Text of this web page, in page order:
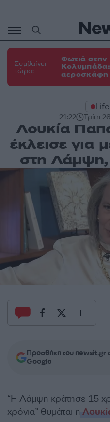
περιεχόμενο
Συμβαίνει
τώρα:
Φωτιά στην
Κολυμπάδα:
αεροσκάφη
21:22 Τρίτη
Λουκία
έκλεισε για
στη Λάμψη,
Προσθήκη του newsit.gr
Google
“Η Λάμψη κράτησε 15
χρόνια” θυμάται η